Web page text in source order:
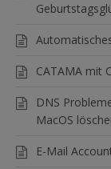
CATAMA mit
DNS
MacOS
E-Mail